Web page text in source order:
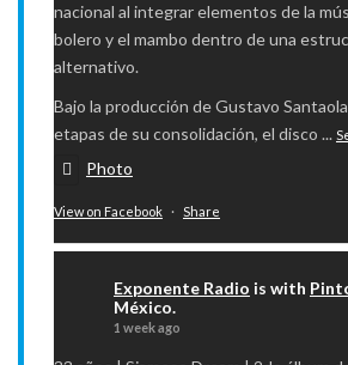
nacional al integrar elementos de la
bolero y el mambo dentro de una
alternativo.
Bajo la producción de Gustavo
etapas de su consolidación, el disco ...
Photo
View on Facebook · Share
Exponente Radio is with
México.
1 week ago